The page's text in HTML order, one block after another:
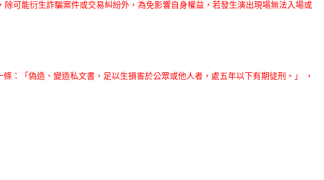
可能衍生詐騙案件或交易糾紛外，為免影響自身權益，若發生演出現場無法入場或
：「偽造、變造私文書，足以生損害於公眾或他人者，處五年以下有期徒刑。」 ，